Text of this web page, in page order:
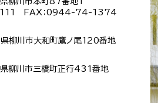
FAX：0944-74-1374
川市大和町鷹ノ尾120番地
柳川市三橋町正行431番地